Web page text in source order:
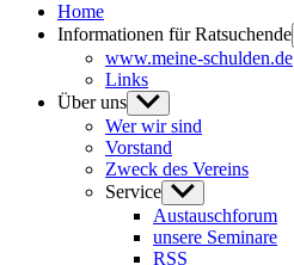
Home
Informationen für Ratsuchende
www.meine-schulden.de
Links
Über uns Untermenü
anzeigen
Wer wir sind
Vorstand
Zweck des Vereins
Service Untermenü
anzeigen
Austauschforum
unsere Seminare
RSS